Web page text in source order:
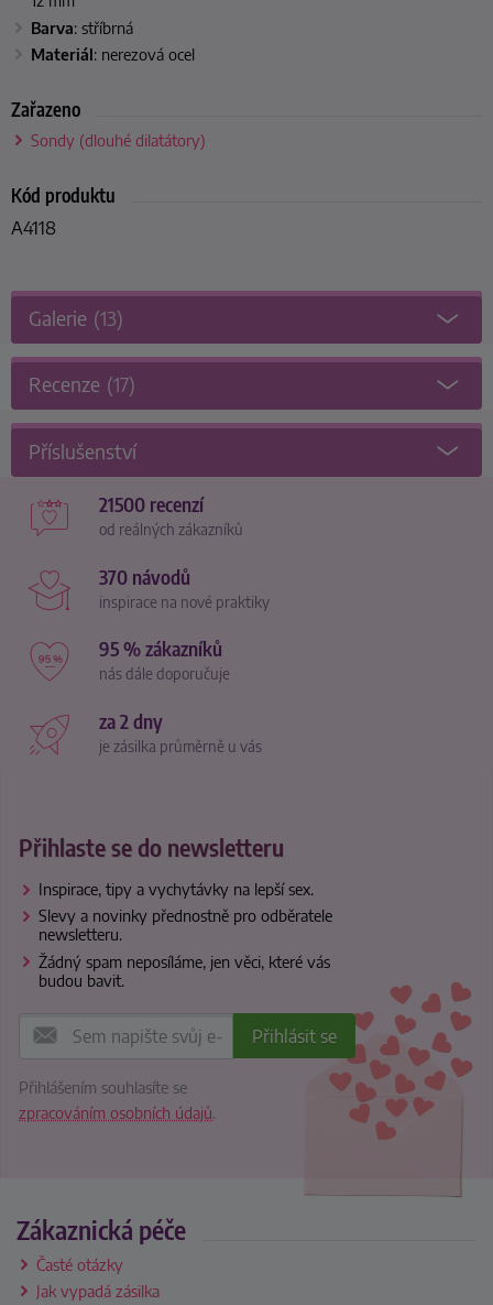
Barva: stříbrná
Materiál: nerezová ocel
Zařazeno
Sondy (dlouhé dilatátory)
Kód produktu
A4118
Galerie (13)
Recenze (17)
Příslušenství
21500 recenzí
od reálných zákazníků
370 návodů
inspirace na nové praktiky
95 % zákazníků
nás dále doporučuje
za 2 dny
je zásilka průměrně u vás
Přihlaste se do newsletteru
Inspirace, tipy a vychytávky na lepší sex.
Slevy a novinky přednostně pro odběratele
newsletteru.
Žádný spam neposíláme, jen věci, které vás
budou bavit.
Přihlášením souhlasíte se
zpracováním osobních údajů.
Zákaznická péče
Časté otázky
Jak vypadá zásilka